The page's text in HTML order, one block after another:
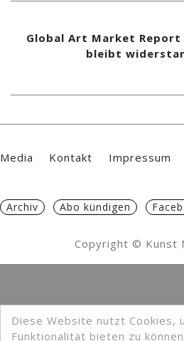
Diese Website nutzt Cookies,
Funktionalität bieten zu
Global Art Market Report
bleibt
Media Kontakt Impressum
Archiv Abo kündigen
Copyright © Kunst